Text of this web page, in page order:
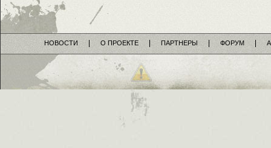
НОВОСТИ О ПРОЕКТЕ ПАРТНЕРЫ ФОРУМ